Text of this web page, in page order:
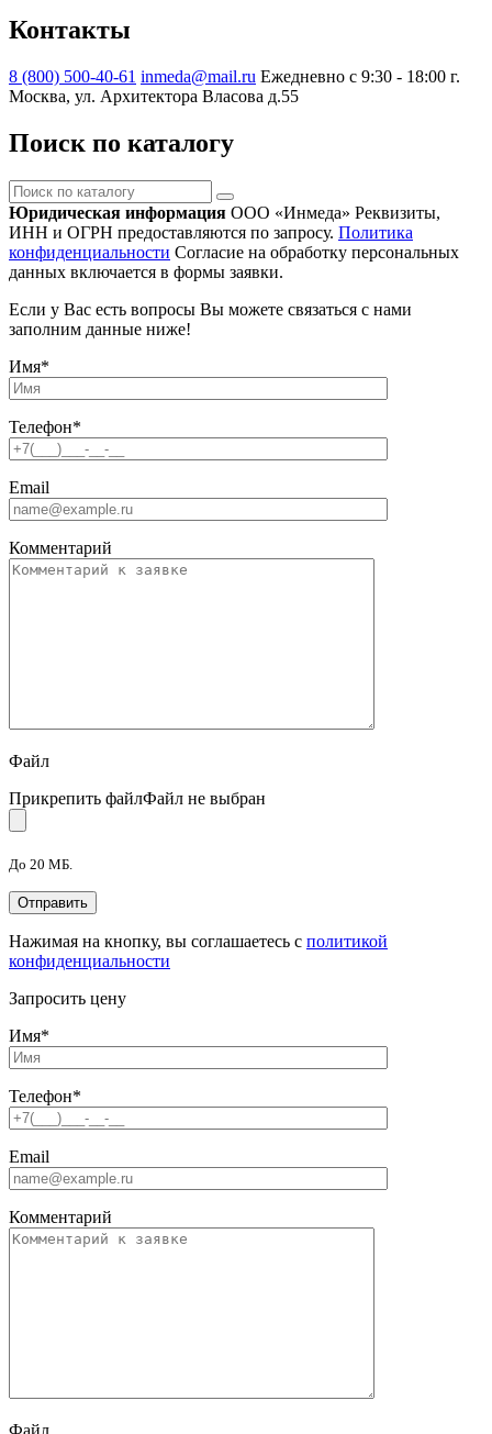
Контакты
8 (800) 500-40-61 inmeda@mail.ru Ежедневно с 9:30 - 18:00 г.
Москва, ул. Архитектора Власова д.55
Поиск по каталогу
Поиск
по
каталогу
Юридическая информация ООО «Инмеда» Реквизиты,
ИНН и ОГРН предоставляются по запросу. Политика
конфиденциальности Согласие на обработку персональных
данных включается в формы заявки.
Если у Вас есть вопросы Вы можете связаться с нами
заполним данные ниже!
Имя*
Телефон*
Email
Комментарий
Файл
Прикрепить файлФайл не выбран
До 20 МБ.
Нажимая на кнопку, вы соглашаетесь с политикой
конфиденциальности
Запросить цену
Имя*
Телефон*
Email
Комментарий